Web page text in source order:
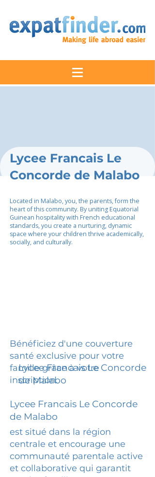
Lycee Francais Le
Concorde de Malabo
Located in Malabo, you, the parents, form the
heart of this community. By uniting Equatorial
Guinean hospitality with French educational
standards, you create a nurturing, dynamic
space where your children thrive academically,
socially, and culturally.
Bénéficiez d'une couverture
santé exclusive pour votre
famille grâce à votre
inscription.
Lycee Francais Le Concorde
de Malabo
Lycee Francais Le Concorde
de Malabo
est situé dans la région
centrale et encourage une
communauté parentale active
et collaborative qui garantit